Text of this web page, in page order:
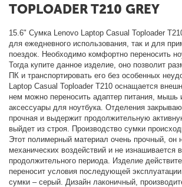
TOPLOADER T210 GREY
15.6" Сумка Lenovo Laptop Casual Toploader
для ежедневного использования, так и для
поездок. Необходимо комфортно переносить
Тогда купите данное изделие, оно позволит
ПК и транспортировать его без особенных
Laptop Casual Toploader T210 оснащается
нем можно переносить адаптер питания, мышь
аксессуары для ноутбука. Отделения
прочная и выдержит продолжительную
выйдет из строя. Производство сумки
Этот полимерный материал очень прочный, он
механических воздействий и не изнашивается
продолжительного периода. Изделие
переносит условия последующей
сумки – серый. Дизайн лаконичный,